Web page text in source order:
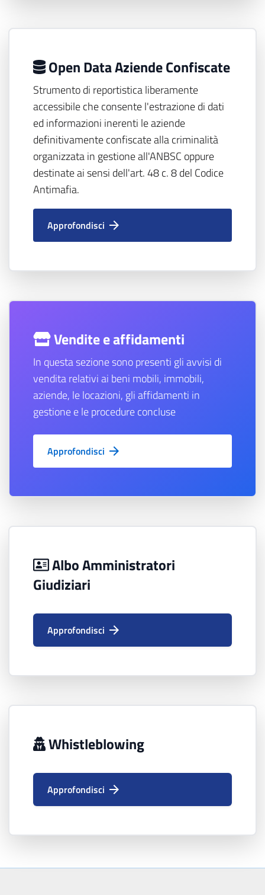
Open Data Aziende Confiscate
Strumento di reportistica liberamente
accessibile che consente l'estrazione di dati
ed informazioni inerenti le aziende
definitivamente confiscate alla criminalità
organizzata in gestione all'ANBSC oppure
destinate ai sensi dell'art. 48 c. 8 del Codice
Antimafia.
Approfondisci
Vendite e affidamenti
In questa sezione sono presenti gli avvisi di
vendita relativi ai beni mobili, immobili,
aziende, le locazioni, gli affidamenti in
gestione e le procedure concluse
Approfondisci
Albo Amministratori
Giudiziari
Approfondisci
Whistleblowing
Approfondisci